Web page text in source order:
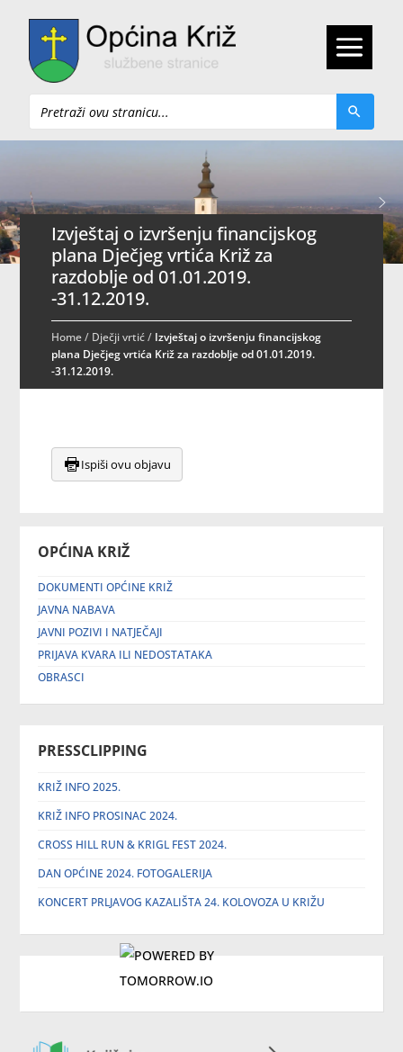
Pretraži
OPĆINA KRIŽ
DOKUMENTI OPĆINE KRIŽ
JAVNA NABAVA
JAVNI POZIVI I NATJEČAJI
PRIJAVA KVARA ILI NEDOSTATAKA
OBRASCI
PRESSCLIPPING
KRIŽ INFO 2025.
KRIŽ INFO PROSINAC 2024.
CROSS HILL RUN & KRIGL FEST 2024.
DAN OPĆINE 2024. FOTOGALERIJA
KONCERT PRLJAVOG KAZALIŠTA 24. KOLOVOZA U KRIŽU
Izvještaj o izvršenju financijskog
plana Dječjeg vrtića Križ za
razdoblje od 01.01.2019.
-31.12.2019.
Home/ Dječji vrtić/ Izvještaj o izvršenju financijskog
plana Dječjeg vrtića Križ za razdoblje od 01.01.2019.
-31.12.2019.
Ispiši ovu objavu